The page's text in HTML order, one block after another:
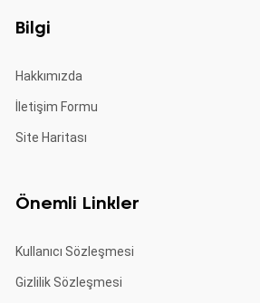
Bilgi
Hakkımızda
İletişim Formu
Site Haritası
Önemli Linkler
Kullanıcı Sözleşmesi
Gizlilik Sözleşmesi